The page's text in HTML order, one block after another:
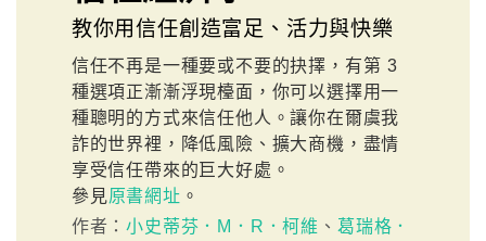
教你用信任創造富足、活力與快樂
信任不再是一種要或不要的抉擇，有第 3
種選項正漸漸浮現檯面，你可以選擇用一
種聰明的方式來信任他人。讓你在爾虞我
詐的世界裡，降低風險、擴大商機，盡情
享受信任帶來的巨大好處。
參見原書網址 。
作者：小史蒂芬．M．R．柯維 、 葛瑞格．